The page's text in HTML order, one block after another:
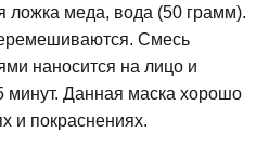
ложка меда, вода (50 грамм).
Смесь
наносится на лицо и
минут. Данная маска хорошо
и покраснениях.